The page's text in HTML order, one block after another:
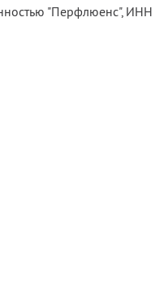
"Перфлюенс", ИНН